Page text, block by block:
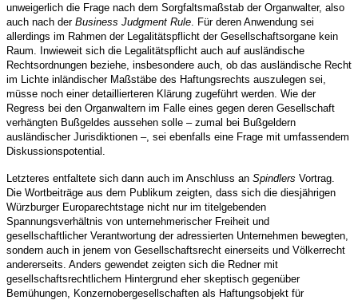
unweigerlich die Frage nach dem Sorgfaltsmaßstab der Organwalter, also
auch nach der Business Judgment Rule . Für deren Anwendung sei
allerdings im Rahmen der Legalitätspflicht der Gesellschaftsorgane kein
Raum. Inwieweit sich die Legalitätspflicht auch auf ausländische
Rechtsordnungen beziehe, insbesondere auch, ob das ausländische Recht
im Lichte inländischer Maßstäbe des Haftungsrechts auszulegen sei,
müsse noch einer detaillierteren Klärung zugeführt werden. Wie der
Regress bei den Organwaltern im Falle eines gegen deren Gesellschaft
verhängten Bußgeldes aussehen solle – zumal bei Bußgeldern
ausländischer Jurisdiktionen –, sei ebenfalls eine Frage mit umfassendem
Diskussionspotential.
Letzteres entfaltete sich dann auch im Anschluss an Spindlers Vortrag.
Die Wortbeiträge aus dem Publikum zeigten, dass sich die diesjährigen
Würzburger Europarechtstage nicht nur im titelgebenden
Spannungsverhältnis von unternehmerischer Freiheit und
gesellschaftlicher Verantwortung der adressierten Unternehmen bewegten,
sondern auch in jenem von Gesellschaftsrecht einerseits und Völkerrecht
andererseits. Anders gewendet zeigten sich die Redner mit
gesellschaftsrechtlichem Hintergrund eher skeptisch gegenüber
Bemühungen, Konzernobergesellschaften als Haftungsobjekt für